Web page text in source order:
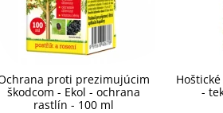
proti prezimujúcim
škodcom - Ekol - ochrana
rastlín - 100 ml
-